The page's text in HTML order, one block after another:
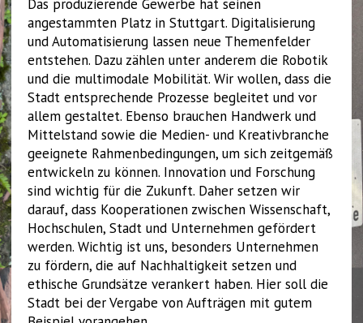
Das produzierende Gewerbe hat seinen
angestammten Platz in Stuttgart. Digitalisierung
und Automatisierung lassen neue Themenfelder
entstehen. Dazu zählen unter anderem die Robotik
und die multimodale Mobilität. Wir wollen, dass die
Stadt entsprechende Prozesse begleitet und vor
allem gestaltet. Ebenso brauchen Handwerk und
Mittelstand sowie die Medien- und Kreativbranche
geeignete Rahmenbedingungen, um sich zeitgemäß
entwickeln zu können. Innovation und Forschung
sind wichtig für die Zukunft. Daher setzen wir
darauf, dass Kooperationen zwischen Wissenschaft,
Hochschulen, Stadt und Unternehmen gefördert
werden. Wichtig ist uns, besonders Unternehmen
zu fördern, die auf Nachhaltigkeit setzen und
ethische Grundsätze verankert haben. Hier soll die
Stadt bei der Vergabe von Aufträgen mit gutem